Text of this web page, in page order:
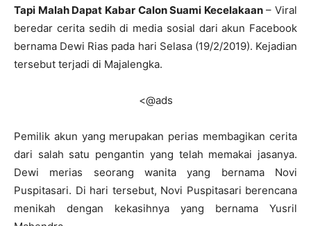
Tapi Malah Dapat Kabar Calon Suami Kecelakaan– Viral
beredar cerita sedih di media sosial dari akun Facebook
bernama Dewi Rias pada hari Selasa (19/2/2019). Kejadian
tersebut terjadi di Majalengka.
<@ads
Pemilik akun yang merupakan perias membagikan cerita
dari salah satu pengantin yang telah memakai jasanya.
Dewi merias seorang wanita yang bernama Novi
Puspitasari. Di hari tersebut, Novi Puspitasari berencana
menikah dengan kekasihnya yang bernama Yusril